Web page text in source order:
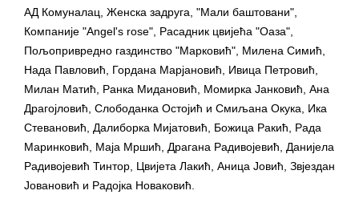
АД Комуналац, Женска задруга, "Мали баштовани",
Компаније "Angel's rose", Расадник цвијећа "Оаза",
Пољопривредно газдинство "Марковић", Милена Симић,
Нада Павловић, Гордана Марјановић, Ивица Петровић,
Милан Матић, Ранка Мидановић, Момирка Јанковић, Ана
Драгојловић, Слободанка Остојић и Смиљана Окука, Ика
Стевановић, Далиборка Мијатовић, Божица Ракић, Рада
Маринковић, Маја Мршић, Драгана Радивојевић, Данијела
Радивојевић Тинтор, Цвијета Лакић, Аница Јовић, Звјездан
Јовановић и Радојка Новаковић.